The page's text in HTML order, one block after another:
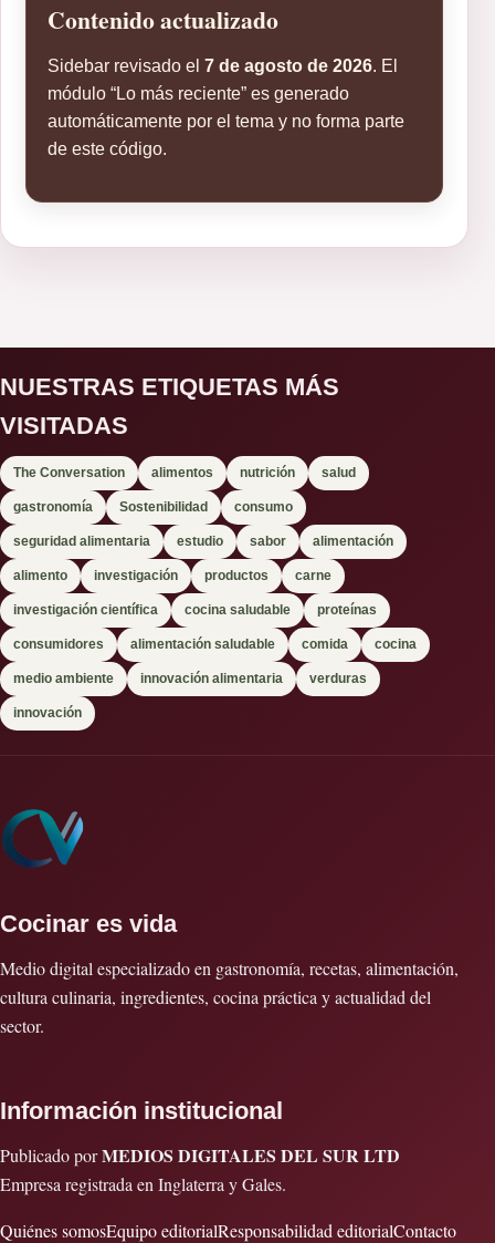
Contenido actualizado
Sidebar revisado el 7 de agosto de 2026. El
módulo “Lo más reciente” es generado
automáticamente por el tema y no forma parte
de este código.
NUESTRAS ETIQUETAS MÁS
VISITADAS
The Conversation alimentos nutrición salud
gastronomía Sostenibilidad consumo
seguridad alimentaria estudio sabor alimentación
alimento investigación productos carne
investigación científica cocina saludable proteínas
consumidores alimentación saludable comida cocina
medio ambiente innovación alimentaria verduras
innovación
Cocinar es vida
Medio digital especializado en gastronomía, recetas, alimentación,
cultura culinaria, ingredientes, cocina práctica y actualidad del
sector.
Información institucional
Publicado porMEDIOS DIGITALES DEL SUR LTD
Empresa registrada en Inglaterra y Gales.
Quiénes somosEquipo editorialResponsabilidad editorialContacto